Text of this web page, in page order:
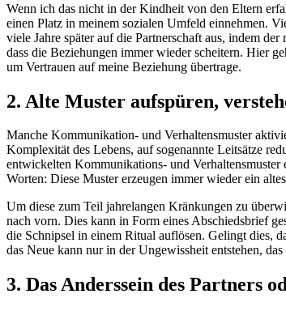
Wenn ich das nicht in der Kindheit von den Eltern
einen Platz in meinem sozialen Umfeld einnehmen.
viele Jahre später auf die Partnerschaft aus, indem
dass die Beziehungen immer wieder scheitern. Hier
um Vertrauen auf meine Beziehung übertrage.
2. Alte Muster aufspüren,
Manche Kommunikation- und Verhaltensmuster
Komplexität des Lebens, auf sogenannte Leitsätze
entwickelten Kommunikations- und
Worten: Diese Muster erzeugen immer wieder ein
Um diese zum Teil jahrelangen Kränkungen zu
nach vorn. Dies kann in Form eines Abschiedsbrief
die Schnipsel in einem Ritual auflösen. Gelingt dies,
das Neue kann nur in der Ungewissheit entstehen,
3. Das Anderssein des Partners